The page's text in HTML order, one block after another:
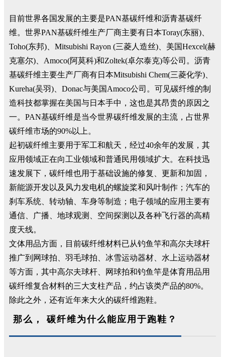
目前世界各国发展的主要是PAN基碳纤维和沥青基碳纤
维。世界PAN基碳纤维生产厂商主要有日本Toray(东丽)、
Toho(东邦)、Mitsubishi Rayon (三菱人造丝)、美国Hexcel(赫
克塞尔)、Amoco(阿莫科)和Zoltek(卓尔泰克)等公司。沥青
基碳纤维主要生产厂商有日本Mitsubishi Chem(三菱化学)、
Kureha(吴羽)、Donac与美国Amoco公司。可见碳纤维的制
造科技都掌握在美国与日本手中，这也是其昂贵的原因之
一。PAN基碳纤维是当今世界碳纤维发展的主流，占世界
碳纤维市场的90%以上。
起初碳纤维主要用于军工和航天，经过40余年的发展，其
应用领域正在向工业领域和普通民用领域扩大。在科技迅
速发展下，碳纤维也用于基础设施的修复、更新和加固，
新能源开发以及风力发电机的螺旋桨和风叶制作；汽车的
刹车系统、转动轴、车身等制造；电子领域的应用主要有
通信、广播、地球观测、空间探测以及各种飞行器的高精
度天线。
文体用品方面，目前碳纤维材料已从钓鱼竿和高尔夫球杆
推广到网球拍、羽毛球拍、冰雪运动器材、水上运动器材
等方面，其中高尔夫球杆、网球拍和钓鱼竿是体育用品用
碳纤维复合材料的三大支柱产品，约占该类产品的80%。
除此之外，还有近年来大火的碳纤维跑鞋。
那么， 碳纤维为什么能应用于跑鞋？